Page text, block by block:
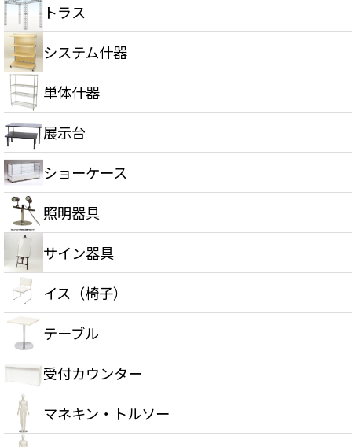
トラス
システム什器
単体什器
展示台
ショーケース
照明器具
サイン器具
イス（椅子）
テーブル
受付カウンター
マネキン・トルソー